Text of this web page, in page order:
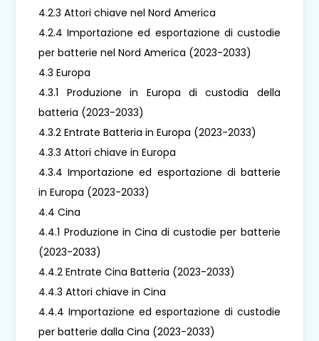
4.2.3 Attori chiave nel Nord America
4.2.4 Importazione ed esportazione di custodie
per batterie nel Nord America (2023-2033)
4.3 Europa
4.3.1 Produzione in Europa di custodia della
batteria (2023-2033)
4.3.2 Entrate Batteria in Europa (2023-2033)
4.3.3 Attori chiave in Europa
4.3.4 Importazione ed esportazione di batterie
in Europa (2023-2033)
4.4 Cina
4.4.1 Produzione in Cina di custodie per batterie
(2023-2033)
4.4.2 Entrate Cina Batteria (2023-2033)
4.4.3 Attori chiave in Cina
4.4.4 Importazione ed esportazione di custodie
per batterie dalla Cina (2023-2033)